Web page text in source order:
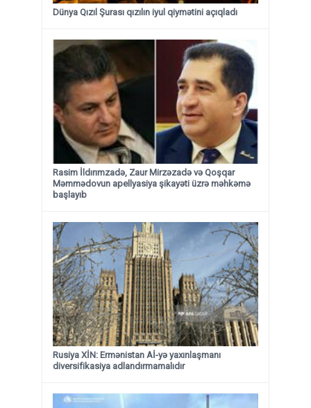
Dünya Qızıl Şurası qızılın iyul qiymətini açıqladı
Rasim İldırımzadə, Zaur Mirzəzadə və Qoşqar
Məmmədovun apellyasiya şikayəti üzrə məhkəmə
başlayıb
Rusiya XİN: Ermənistan Aİ-yə yaxınlaşmanı
diversifikasiya adlandırmamalıdır